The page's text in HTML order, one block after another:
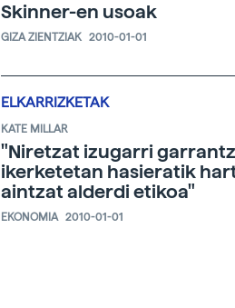
Skinner-en usoak
GIZA ZIENTZIAK 2010-01-01
ELKARRIZKETAK
KATE MILLAR
"Niretzat izugarri
ikerketetan hasieratik
aintzat alderdi etikoa"
EKONOMIA 2010-01-01